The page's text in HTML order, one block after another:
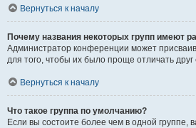
Вернуться к началу
Почему названия некоторых групп имеют
Администратор конференции может
для того, чтобы их было проще отличать друг
Вернуться к началу
Что такое группа по умолчанию?
Если вы состоите более чем в одной группе,